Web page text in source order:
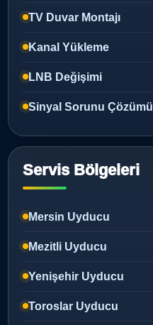
TV Duvar Montajı
Kanal Yükleme
LNB Değişimi
Sinyal Sorunu Çözümü
Servis Bölgeleri
Mersin Uyducu
Mezitli Uyducu
Yenişehir Uyducu
Toroslar Uyducu